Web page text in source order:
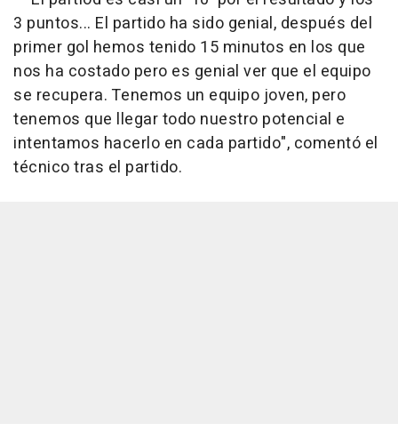
3 puntos... El partido ha sido genial, después del
primer gol hemos tenido 15 minutos en los que
nos ha costado pero es genial ver que el equipo
se recupera. Tenemos un equipo joven, pero
tenemos que llegar todo nuestro potencial e
intentamos hacerlo en cada partido", comentó el
técnico tras el partido.